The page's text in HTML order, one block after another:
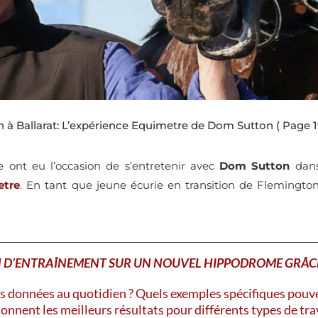
à Ballarat: L’expérience Equimetre de Dom Sutton ( Page
eu l’occasion de s’entretenir avec Dom Sutton
. En tant que jeune écurie en transition de
SUR UN NOUVEL HIPPODROME
données au quotidien ? Quels exemples spécifiques
les meilleurs résultats pour différents types de